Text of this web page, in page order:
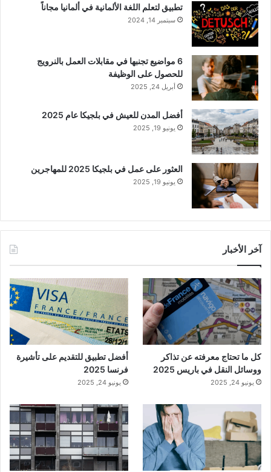
تطبيق لتعلم اللغة الألمانية في ألمانيا مجاناً
سبتمبر 14, 2024
6 مواضيع تجنبها في مقابلات العمل بالنرويج
للحصول على الوظيفة
أبريل 24, 2025
أفضل المدن للعيش في بلجيكا عام 2025
يونيو 19, 2025
العثور على عمل في بلجيكا 2025 للمهاجرين
يونيو 19, 2025
آخر الأخبار
كل ما تحتاج معرفته عن تذاكر
ووسائل النقل في باريس 2025
يونيو 24, 2025
أفضل تطبيق للتقديم على تأشيرة
فرنسا 2025
يونيو 24, 2025